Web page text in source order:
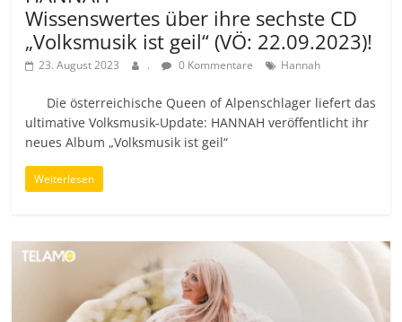
Wissenswertes über ihre sechste CD
„Volksmusik ist geil“ (VÖ: 22.09.2023)!
23. August 2023 . 0 Kommentare Hannah
Die österreichische Queen of Alpenschlager liefert das
ultimative Volksmusik-Update: HANNAH veröffentlicht ihr
neues Album „Volksmusik ist geil“
Weiterlesen